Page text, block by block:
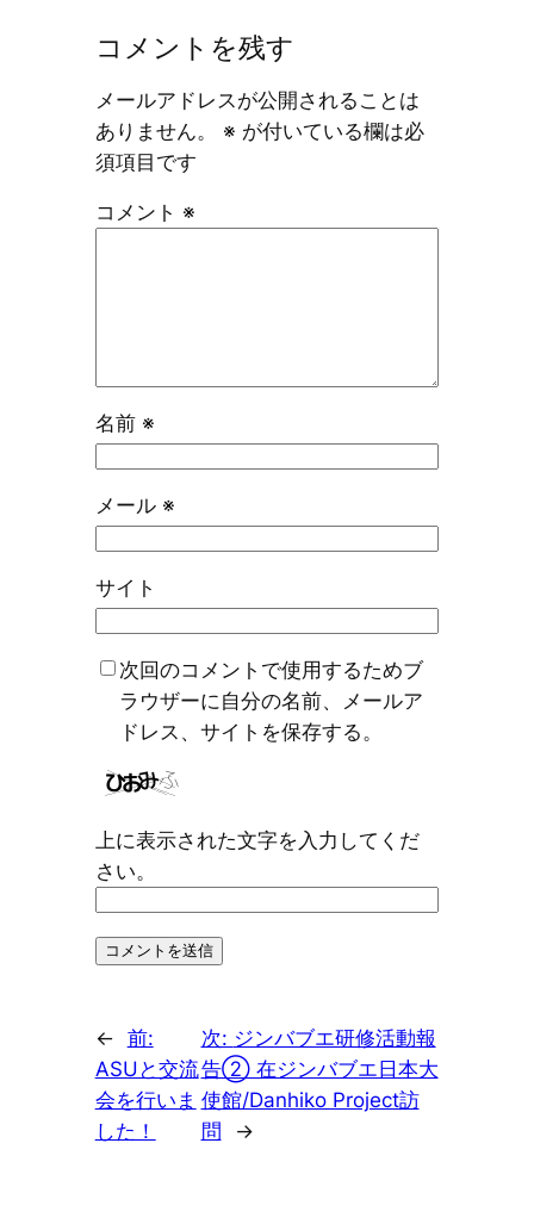
コメントを残す
メールアドレスが公開されることは
ありません。
※ が付いている欄は必
須項目です
コメント ※
名前 ※
メール ※
サイト
次回のコメントで使用するためブ
ラウザーに自分の名前、メールア
ドレス、サイトを保存する。
上に表示された文字を入力してくだ
さい。
← 前:
ASUと交流
会を行いま
した！
次: ジンバブエ研修活動報
告② 在ジンバブエ日本大
使館/Danhiko Project訪
問
→